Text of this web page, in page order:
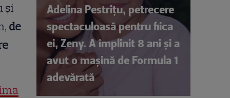
şi
de
Adelina Pestrițu, petrecere
spectaculoasă pentru fiica
ei, Zeny. A împlinit 8 ani și a
avut o mașină de Formula 1
adevărată